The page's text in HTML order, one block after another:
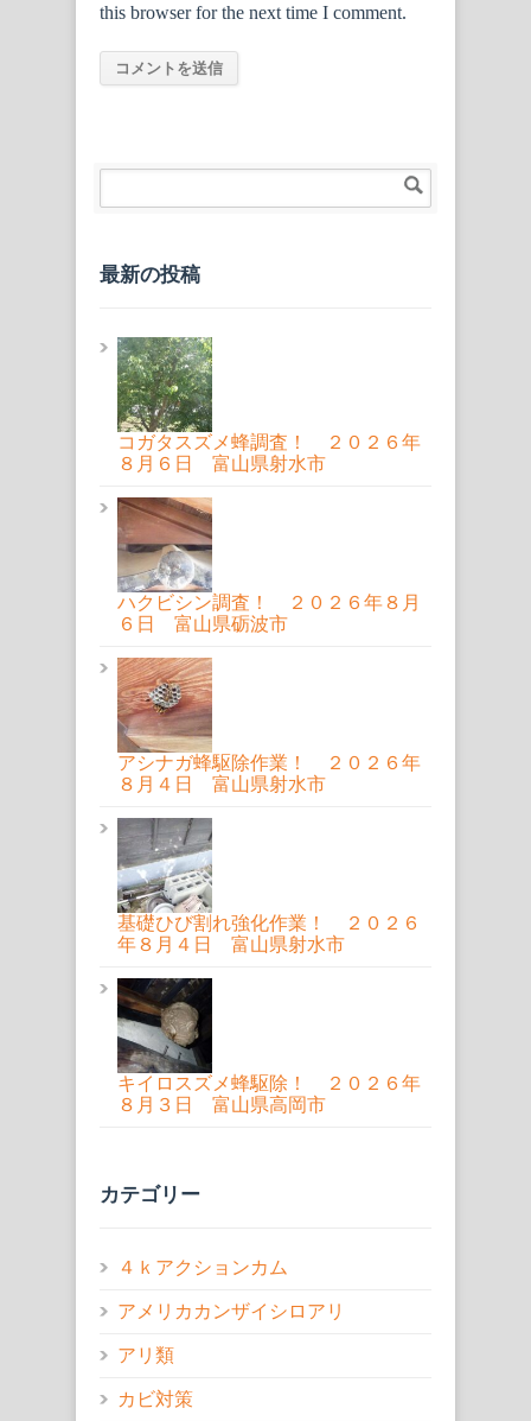
this browser for the next time I comment.
最新の投稿
コガタスズメ蜂調査！ ２０２６年
８月６日 富山県射水市
ハクビシン調査！ ２０２６年８月
６日 富山県砺波市
アシナガ蜂駆除作業！ ２０２６年
８月４日 富山県射水市
基礎ひび割れ強化作業！ ２０２６
年８月４日 富山県射水市
キイロスズメ蜂駆除！ ２０２６年
８月３日 富山県高岡市
カテゴリー
４ｋアクションカム
アメリカカンザイシロアリ
アリ類
カビ対策